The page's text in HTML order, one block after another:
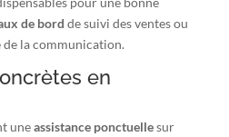
de bord de suivi des ventes ou
la communication.
en
uneassistance ponctuellesur